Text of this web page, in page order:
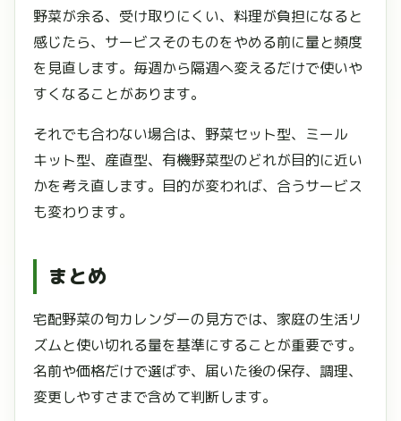
野菜が余る、受け取りにくい、料理が負担になると
感じたら、サービスそのものをやめる前に量と頻度
を見直します。毎週から隔週へ変えるだけで使いや
すくなることがあります。
それでも合わない場合は、野菜セット型、ミール
キット型、産直型、有機野菜型のどれが目的に近い
かを考え直します。目的が変われば、合うサービス
も変わります。
まとめ
宅配野菜の旬カレンダーの見方では、家庭の生活リ
ズムと使い切れる量を基準にすることが重要です。
名前や価格だけで選ばず、届いた後の保存、調理、
変更しやすさまで含めて判断します。